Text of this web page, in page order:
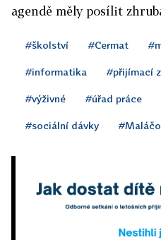
agendě měly posílit
#školství #Cermat
#informatika #přijímací
#výživné #úřad práce
#sociální dávky